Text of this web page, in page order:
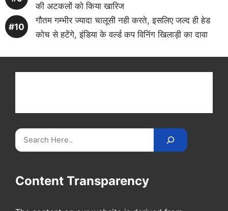
की अटकलों को किया खारिज
गौतम गम्भीर ज्यादा चालूसी नही करते, इसलिए जल्द ही हेड
कोच से हटेंगे, इंडिया के वर्ल्ड कप विनिंग खिलाड़ी का दावा
Search
Content Transparency